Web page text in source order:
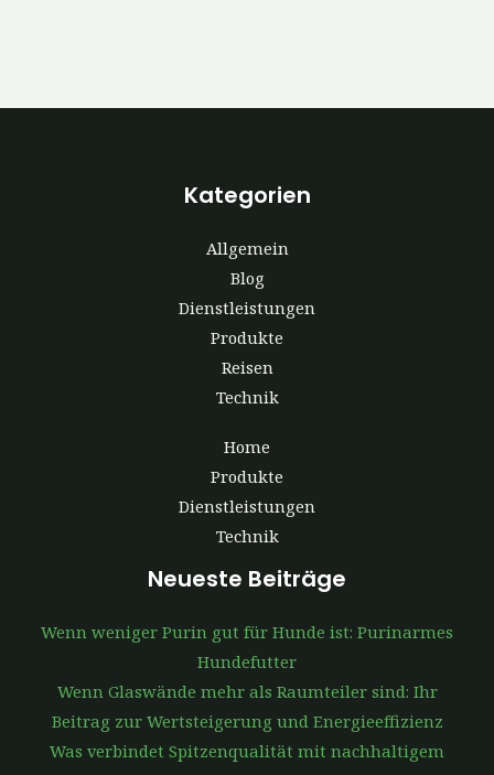
Kategorien
Allgemein
Blog
Dienstleistungen
Produkte
Reisen
Technik
Home
Produkte
Dienstleistungen
Technik
Neueste Beiträge
Wenn weniger Purin gut für Hunde ist: Purinarmes
Hundefutter
Wenn Glaswände mehr als Raumteiler sind: Ihr
Beitrag zur Wertsteigerung und Energieeffizienz
Was verbindet Spitzenqualität mit nachhaltigem